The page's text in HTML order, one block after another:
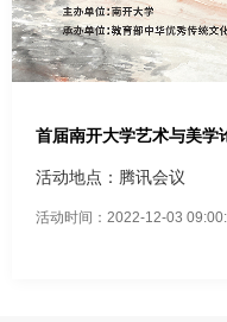
首届南开大学艺术与美学
活动地点：腾讯会议
活动时间：2022-12-03